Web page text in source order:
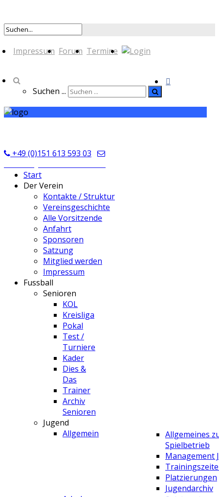
Impressum Forum Termine
Suchen ...
+49 (0)151 613 593 03
Start
Der Verein
Kontakte / Struktur
Vereinsgeschichte
Alle Vorsitzende
Anfahrt
Sponsoren
Satzung
Mitglied werden
Impressum
Fussball
Senioren
KOL
Kreisliga
Pokal
Test /
Turniere
Kader
Dies &
Das
Trainer
Archiv
Senioren
Jugend
Allgemein
Allgemeines
Spielbetrieb
Management
Platzierungen
Jugendarchiv